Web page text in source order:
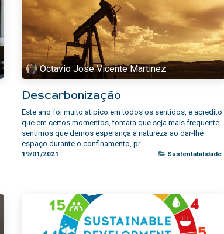
Octavio Jose Vicente Martinez
Descarbonização
Este ano foi muito atípico em todos os sentidos, e acredito
que em certos momentos, tomara que seja mais frequente,
sentimos que demos esperança à natureza ao dar-lhe
espaço durante o confinamento, pr...
19/01/2021 Sustentabilidade